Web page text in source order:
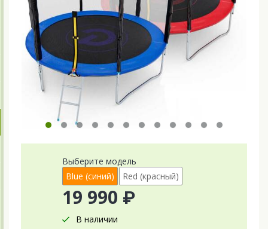
Выберите модель
Blue (синий)
Red (красный)
19 990 ₽
В наличии